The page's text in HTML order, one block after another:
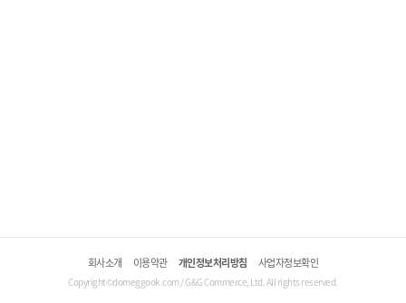
회사소개 이용약관 개인정보처리방침 사업자정보확인
Copyright©domeggook.com / G&G Commerce, Ltd. All rights reserved.